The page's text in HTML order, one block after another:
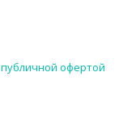
публичной офертой